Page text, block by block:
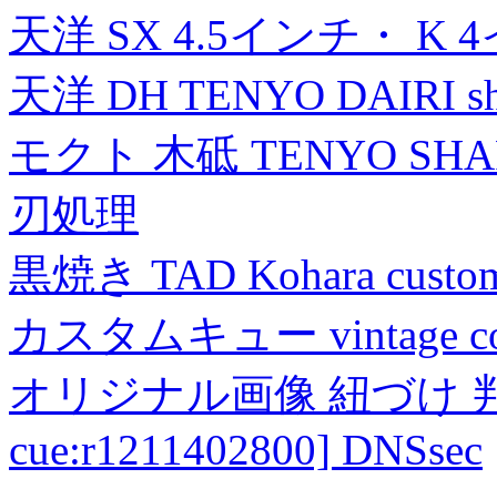
天洋 SX 4.5インチ・ K
天洋 DH TENYO DAIRI
モクト 木砥 TENYO
刃処理
黒焼き TAD Kohara
カスタムキュー vintage
オリジナル画像 紐づけ
cue:r1211402800] DNSsec